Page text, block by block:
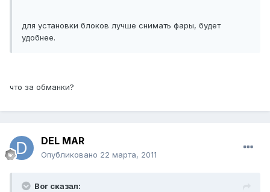
для установки блоков лучше снимать фары, будет
удобнее.
что за обманки?
DEL MAR
Опубликовано 22 марта, 2011
Bor сказал: